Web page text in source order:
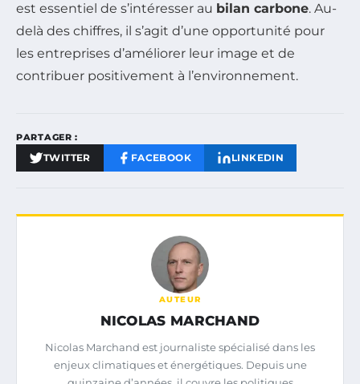
est essentiel de s’intéresser au bilan carbone. Au-
delà des chiffres, il s’agit d’une opportunité pour
les entreprises d’améliorer leur image et de
contribuer positivement à l’environnement.
PARTAGER :
TWITTER FACEBOOK LINKEDIN
AUTEUR
NICOLAS MARCHAND
Nicolas Marchand est journaliste spécialisé dans les
enjeux climatiques et énergétiques. Depuis une